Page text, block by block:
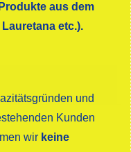
aus dem
etc.).
und
Kunden
wir keine